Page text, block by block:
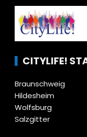
CITYLIFE!
Braunschweig
Hildesheim
Wolfsburg
Salzgitter